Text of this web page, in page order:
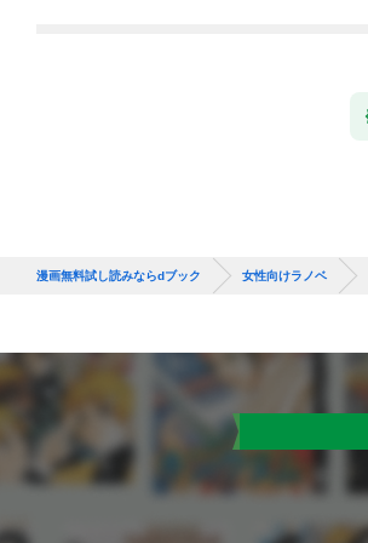
漫画無料試し読みならdブック 女性向けラノベ